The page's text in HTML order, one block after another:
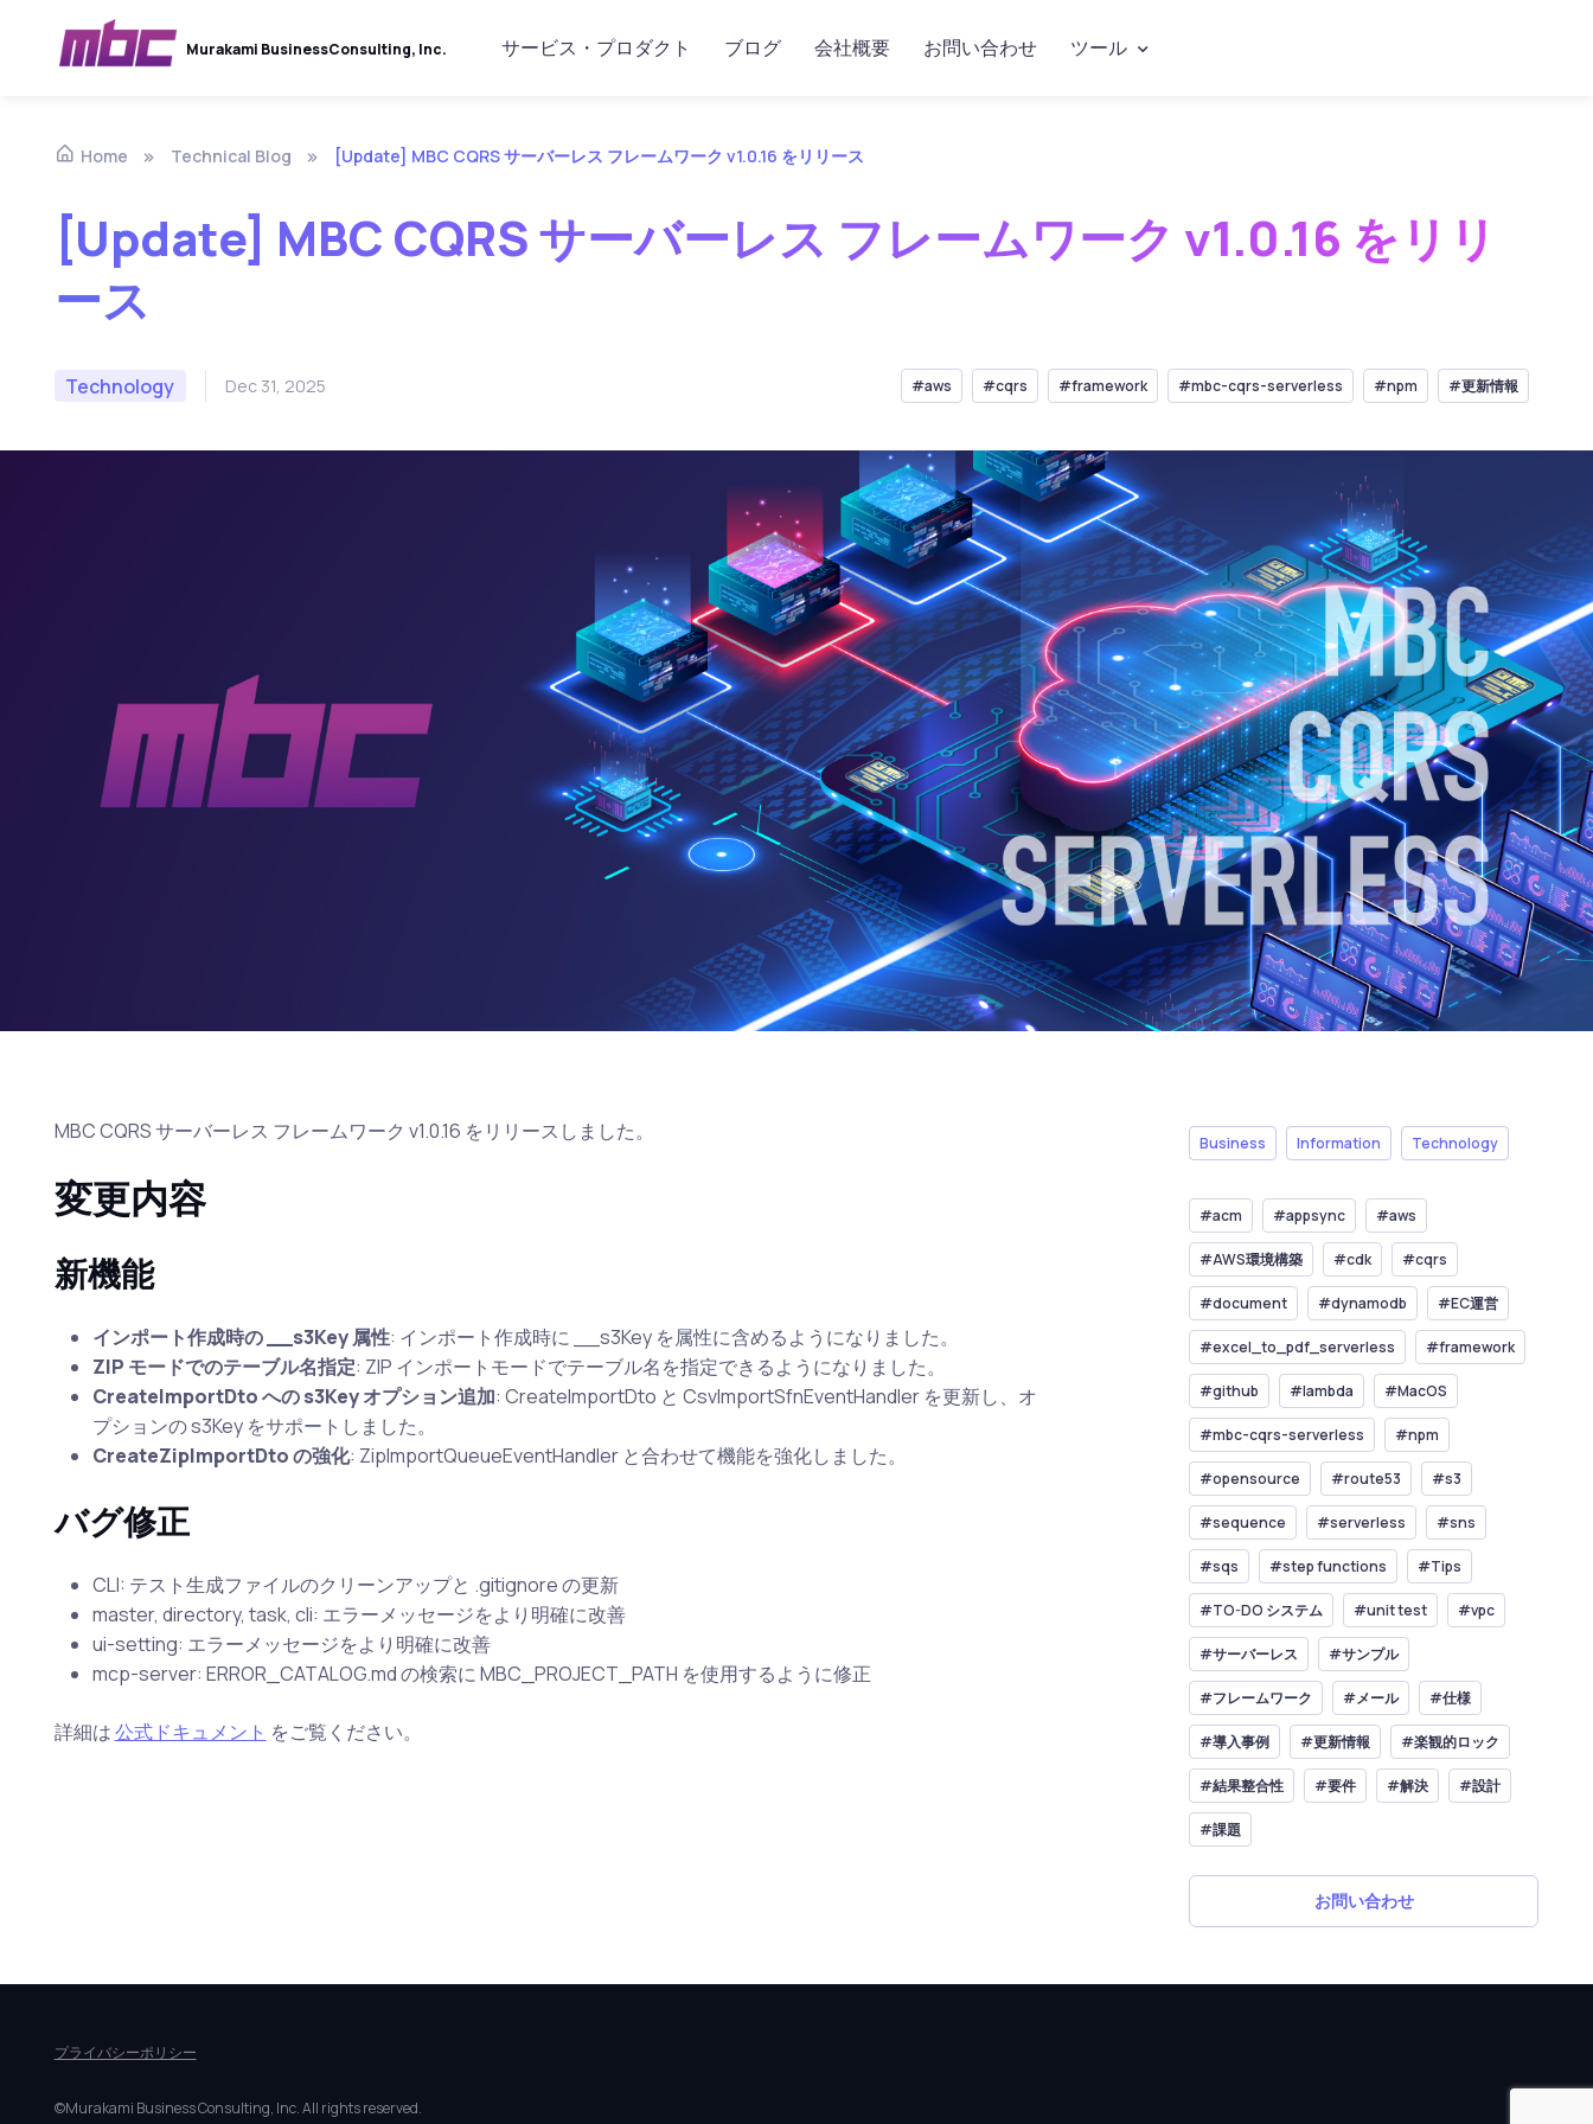
Murakami BusinessConsulting, Inc. サービス・プロダクト ブログ 会社概要 お問い合わせ ツール
Home Technical Blog [Update] MBC CQRS サーバーレス フレームワーク v1.0.16 をリリース
[Update] MBC CQRS サーバーレス フレームワーク v1.0.16 をリリ
ース
Technology Dec 31, 2025 #aws #cqrs #framework #mbc-cqrs-serverless #npm #更新情報
MBC CQRS サーバーレス フレームワーク v1.0.16 をリリースしました。
変更内容
新機能
インポート作成時の __s3Key 属性: インポート作成時に __s3Key を属性に含めるようになりました。
ZIP モードでのテーブル名指定: ZIP インポートモードでテーブル名を指定できるようになりました。
CreateImportDto への s3Key オプション追加: CreateImportDto と CsvImportSfnEventHandler を更新し、オ
プションの s3Key をサポートしました。
CreateZipImportDto の強化: ZipImportQueueEventHandler と合わせて機能を強化しました。
バグ修正
CLI: テスト生成ファイルのクリーンアップと .gitignore の更新
master, directory, task, cli: エラーメッセージをより明確に改善
ui-setting: エラーメッセージをより明確に改善
mcp-server: ERROR_CATALOG.md の検索に MBC_PROJECT_PATH を使用するように修正
詳細は公式ドキュメント をご覧ください。
Business Information Technology
#acm #appsync #aws
#AWS環境構築 #cdk #cqrs
#document #dynamodb #EC運営
#excel_to_pdf_serverless #framework
#github #lambda #MacOS
#mbc-cqrs-serverless #npm
#opensource #route53 #s3
#sequence #serverless #sns
#sqs #step functions #Tips
#TO-DO システム #unit test #vpc
#サーバーレス #サンプル
#フレームワーク #メール #仕様
#導入事例 #更新情報 #楽観的ロック
#結果整合性 #要件 #解決 #設計
#課題
お問い合わせ
プライバシーポリシー
©Murakami Business Consulting, Inc. All rights reserved.